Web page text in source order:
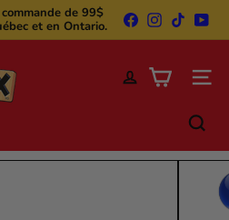
de 99$
et en Ontario.
FacebookInstagram
TikTok